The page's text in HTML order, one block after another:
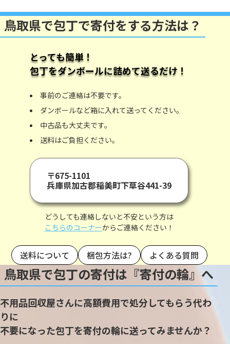
鳥取県で包丁で寄付をする方法は？
とっても簡単！
包丁をダンボールに詰めて送るだけ！
事前のご連絡は不要です。
ダンボールなど箱に入れて送ってください。
中古品も大丈夫です。
送料はご負担ください。
〒675-1101
兵庫県加古郡稲美町下草谷441-39
どうしても連絡しないと不安という方は
こちらのコーナーからご連絡ください！
送料について 梱包方法は? よくある質問
鳥取県で包丁の寄付は『寄付の輪』へ
不用品回収屋さんに高額費用で処分してもらう代わ
りに
不要になった包丁を寄付の輪に送ってみませんか？